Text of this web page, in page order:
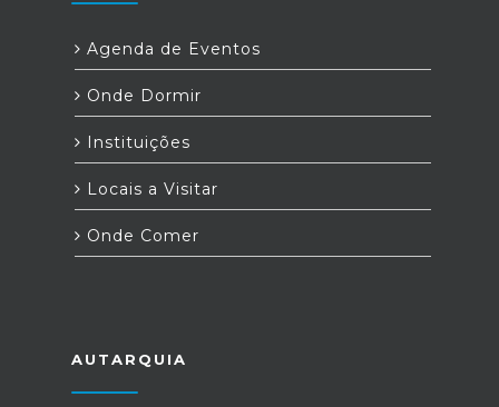
Agenda de Eventos
Onde Dormir
Instituições
Locais a Visitar
Onde Comer
AUTARQUIA